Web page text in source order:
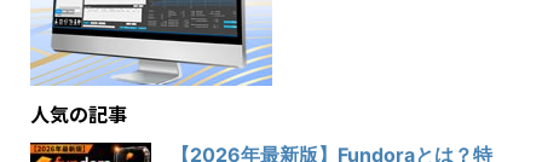
人気の記事
【2026年最新版】Fundoraとは？特